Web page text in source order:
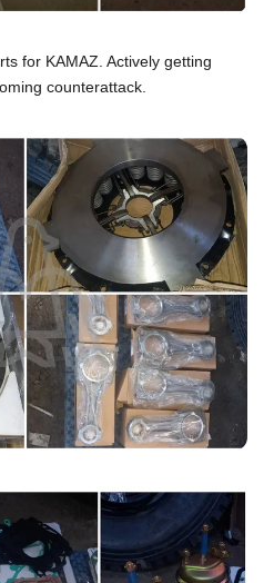
for KAMAZ. Actively getting
counterattack.